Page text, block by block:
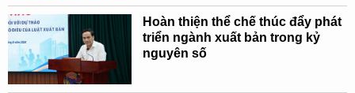
Hoàn thiện thể chế thúc đẩy phát
triển ngành xuất bản trong kỷ
nguyên số